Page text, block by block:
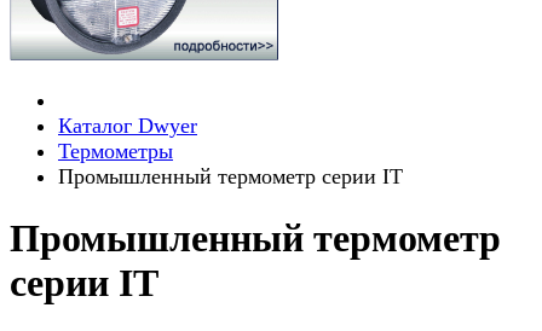
Каталог Dwyer
Термометры
Промышленный термометр серии IT
Промышленный термометр
серии IT